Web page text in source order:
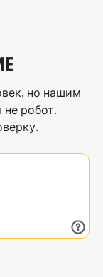
но нашим
не робот.